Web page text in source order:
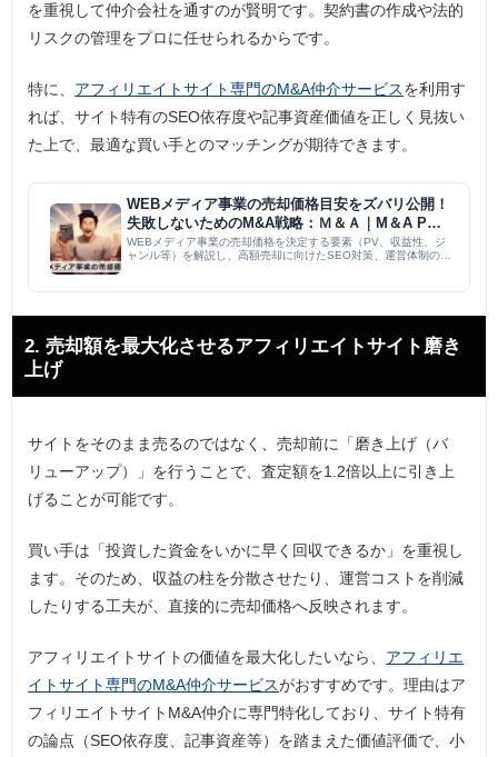
を重視して仲介会社を通すのが賢明です。契約書の作成や法的
リスクの管理をプロに任せられるからです。
特に、 アフィリエイトサイト専門のM&A仲介サービスを利用す
れば、サイト特有のSEO依存度や記事資産価値を正しく見抜い
た上で、最適な買い手とのマッチングが期待できます。
WEBメディア事業の売却価格目安をズバリ公開！
失敗しないためのM&A戦略：Ｍ＆Ａ｜M＆A PMI
コラム
WEBメディア事業の売却価格を決定する要素（PV、収益性、ジ
ャンル等）を解説し、高額売却に向けたSEO対策、運営体制の整
と...
2. 売却額を最大化させるアフィリエイトサイト磨き
上げ
サイトをそのまま売るのではなく、売却前に「磨き上げ（バ
リューアップ）」を行うことで、査定額を1.2倍以上に引き上
げることが可能です。
買い手は「投資した資金をいかに早く回収できるか」を重視し
ます。そのため、収益の柱を分散させたり、運営コストを削減
したりする工夫が、直接的に売却価格へ反映されます。
アフィリエイトサイトの価値を最大化したいなら、 アフィリエ
イトサイト専門のM&A仲介サービスがおすすめです。理由はア
フィリエイトサイトM&A仲介に専門特化しており、サイト特有
の論点（SEO依存度、記事資産等）を踏まえた価値評価で、小